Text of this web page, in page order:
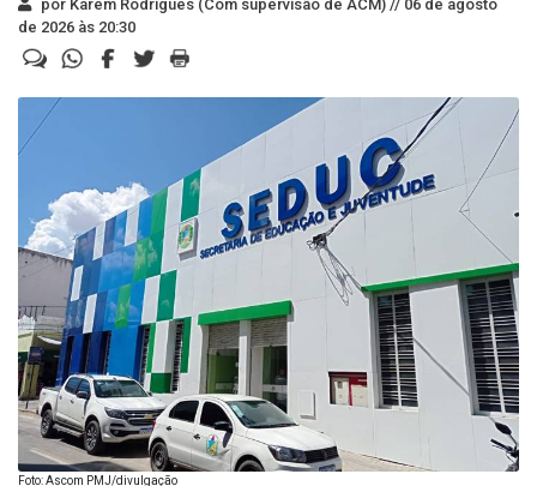
por Karem Rodrigues (Com supervisão de ACM) // 06 de agosto
de 2026 às 20:30
Foto: Ascom PMJ/divulgação